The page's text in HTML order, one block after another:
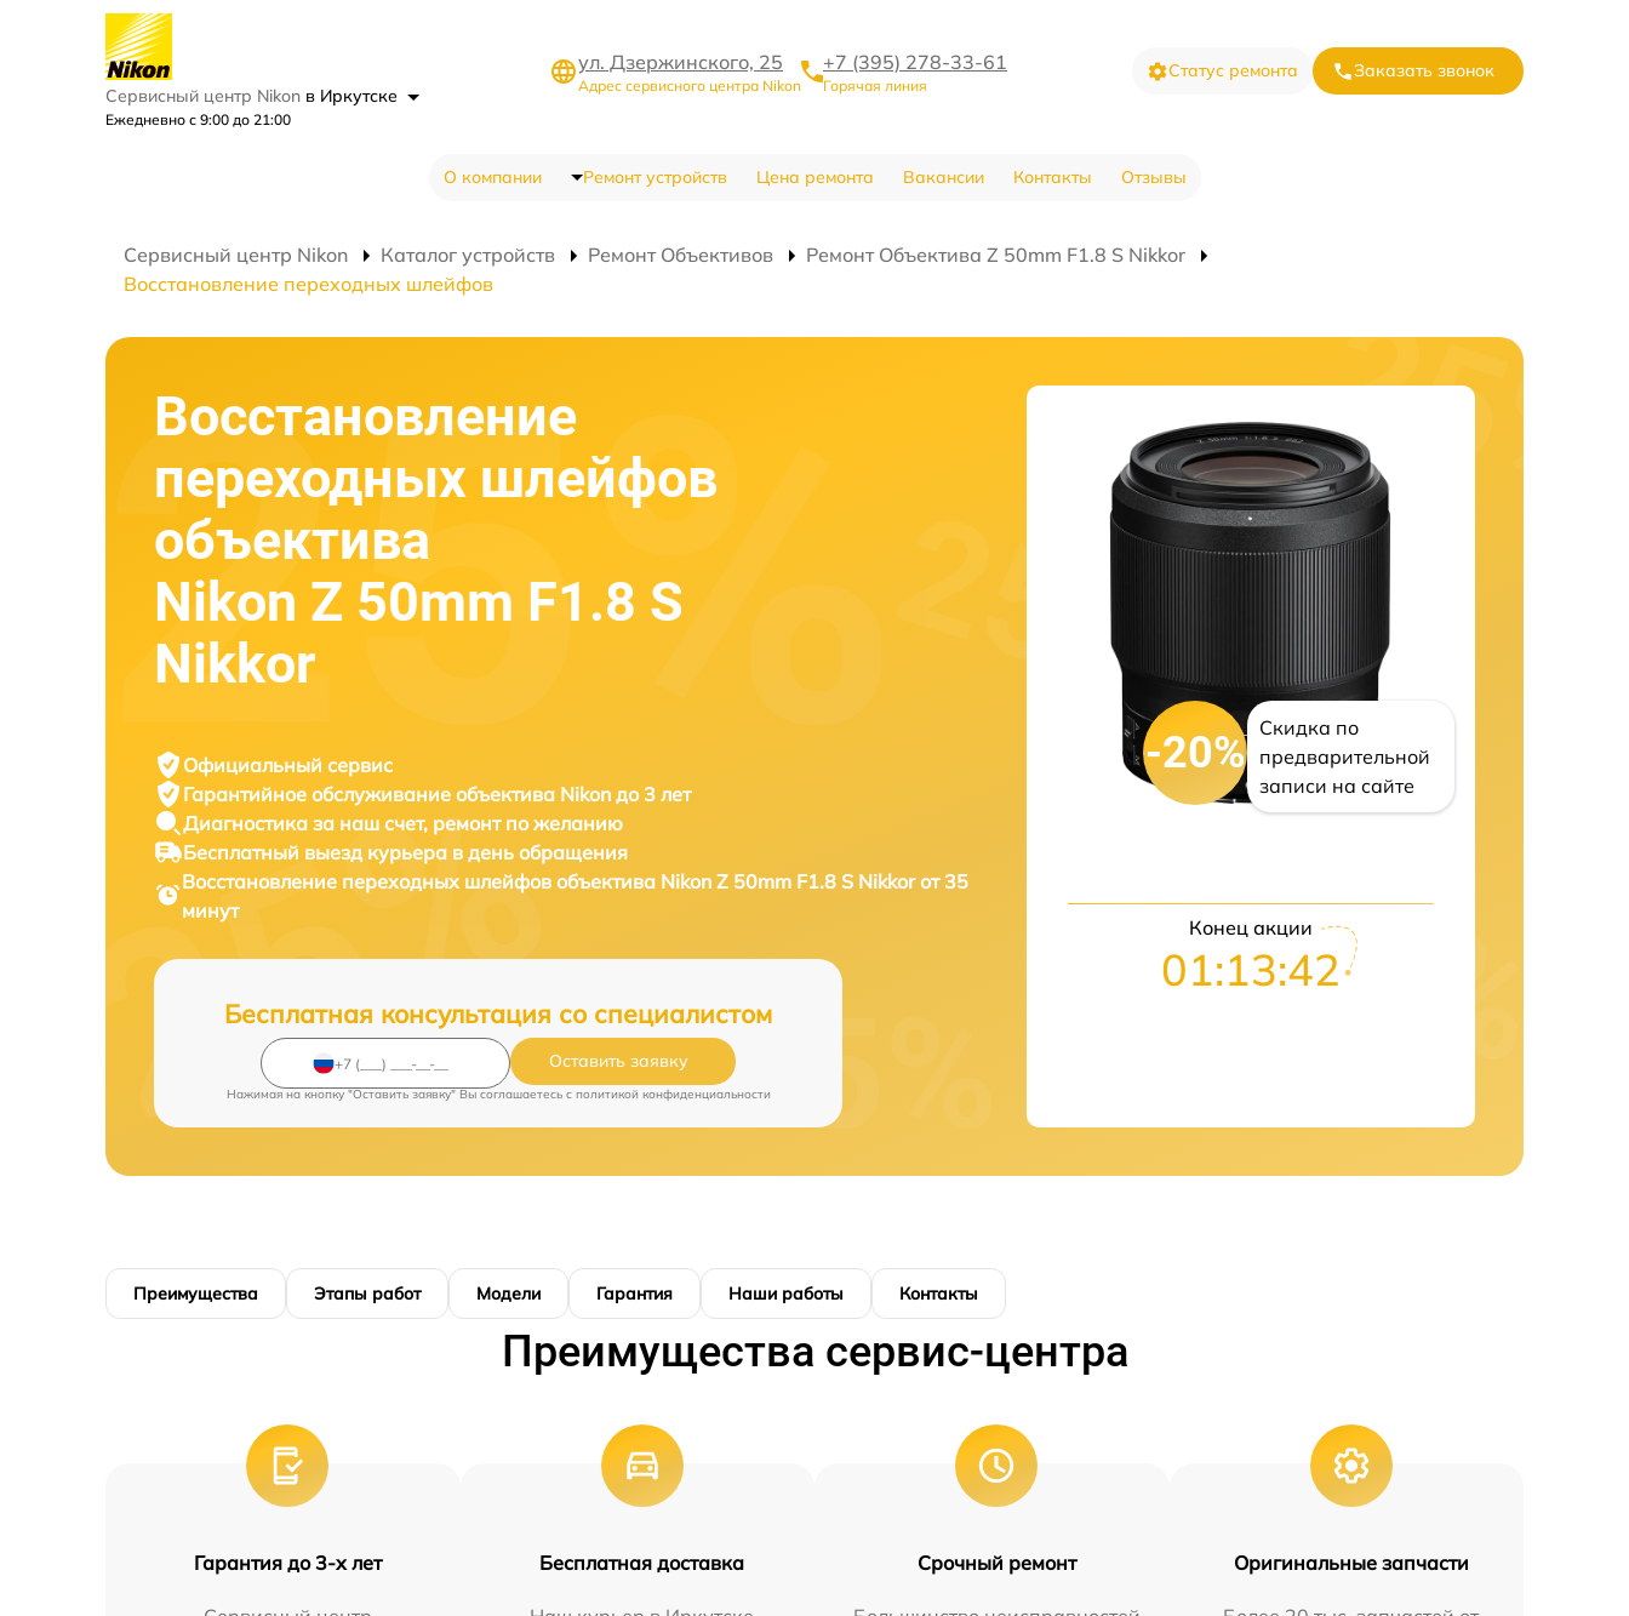
Сервисный центр Nikon в Иркутске
Ежедневно с 9:00 до 21:00
ул. Дзержинского, 25
Адрес сервисного центра Nikon
+7 (395) 278-33-61
Горячая линия
Статус ремонта Заказать звонок
О компании Ремонт устройств Цена ремонта Вакансии Контакты Отзывы
Сервисный центр Nikon Каталог устройств Ремонт Объективов
Ремонт Объектива Z 50mm F1.8 S Nikkor
Восстановление переходных шлейфов
Восстановление
переходных шлейфов
объектива
Nikon Z 50mm F1.8 S
Nikkor
Официальный сервис
Гарантийное обслуживание объектива Nikon до 3 лет
Диагностика за наш счет, ремонт по желанию
Бесплатный выезд курьера в день обращения
Восстановление переходных шлейфов объектива Nikon Z 50mm F1.8 S Nikkor от 35
минут
Бесплатная консультация со специалистом
Оставить заявку
Нажимая на кнопку "Оставить заявку" Вы соглашаетесь c политикой конфиденциальности
-20%
Скидка по
предварительной
записи на сайте
Конец акции
01:13:41
Преимущества Этапы работ Модели Гарантия Наши работы Контакты
Преимущества сервис-центра
Гарантия до 3-х лет Бесплатная доставка Срочный ремонт Оригинальные запчасти